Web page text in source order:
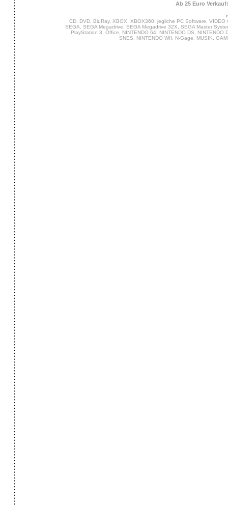
Ab 25 Euro
CD, DVD, BluRay, XBOX, XBOX360, jegliche PC Software,
SEGA, SEGA Megadrive, SEGA Megadrive 32X, SEGA Master
PlayStation 3, Office, NINTENDO 64, NINTENDO DS,
SNES, NINTENDO WII, N-Gage, MUSIK,